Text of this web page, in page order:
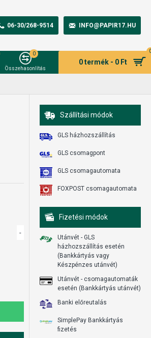
06-30/268-9514 INFO@PAPIR17.HU
Összehasonlítás
0
0 termék - 0 Ft
-
Szállítási módok
GLS házhozszállítás
GLS csomagpont
GLS csomagautomata
FOXPOST csomagautomata
Fizetési módok
Utánvét - GLS
házhozszállítás esetén
(Bankkártyás vagy
Készpénzes utánvét)
Utánvét - csomagautomaták
esetén (Bankkártyás utánvét)
Banki előreutalás
SimplePay Bankkártyás
fizetés